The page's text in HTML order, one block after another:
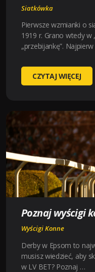
Siatkówka
Pierwsze wzmianki o
1919 r. Grano wtedy w
„przebijankę”.
POZNAJ
NAJWIĘKSZE
POLSKICH
SIATKARZY
W
HISTORII!
CZYTAJ WIĘCEJ
Poznaj wyścigi
Wyścigi Konne
Derby w Epsom to
musisz wiedzieć, aby
w LV BET? Poznaj …